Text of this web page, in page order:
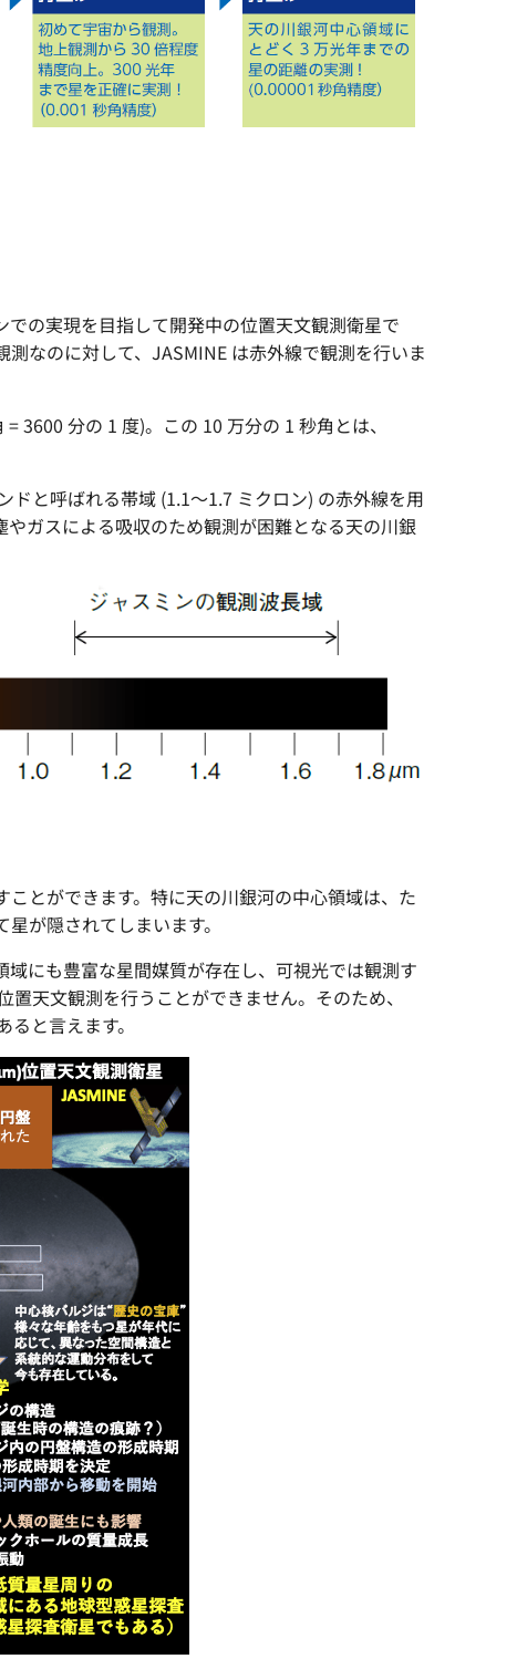
での実現を目指して開発中の位置天文観測衛星で
なのに対して、JASMINE は赤外線で観測を行いま
3600 分の 1 度)。この 10 万分の 1 秒角とは、
と呼ばれる帯域 (1.1～1.7 ミクロン) の赤外線を用
ガスによる吸収のため観測が困難となる天の川銀
とができます。特に天の川銀河の中心領域は、た
が隠されてしまいます。
にも豊富な星間媒質が存在し、可視光では観測す
天文観測を行うことができません。そのため、
と言えます。